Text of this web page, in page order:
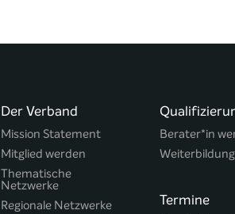
Der Verband
Mission Statement
Mitglied werden
Thematische
Netzwerke
Regionale Netzwerke
Berater*in
Weiterbildung
Termine